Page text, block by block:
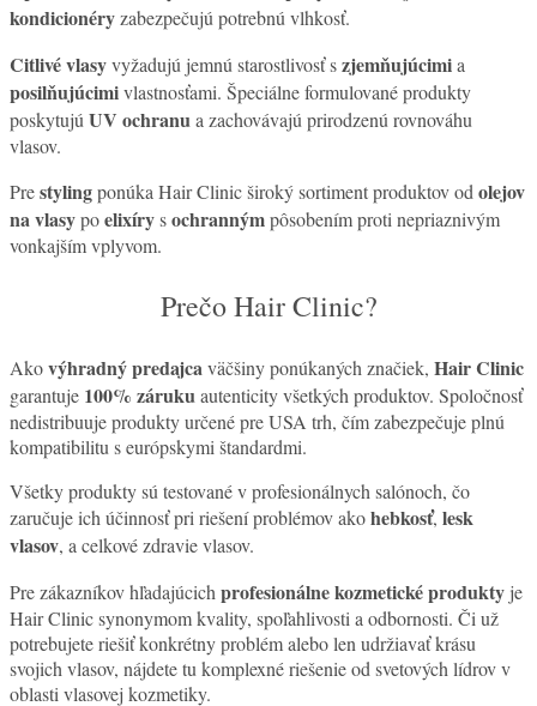
kondicionéryzabezpečujú potrebnú vlhkosť.
Citlivé vlasyvyžadujú jemnú starostlivosť szjemňujúcimia
posilňujúcimivlastnosťami. Špeciálne formulované produkty
poskytujúUV ochranua zachovávajú prirodzenú rovnováhu
vlasov.
Prestylingponúka Hair Clinic široký sortiment produktov odolejov
na vlasypoelixírysochrannýmpôsobením proti nepriaznivým
vonkajším vplyvom.
Prečo Hair Clinic?
Akovýhradný predajcaväčšiny ponúkaných značiek, Hair Clinic
garantuje 100% zárukuautenticity všetkých produktov. Spoločnosť
nedistribuuje produkty určené pre USA trh, čím zabezpečuje plnú
kompatibilitu s európskymi štandardmi.
Všetky produkty sú testované v profesionálnych salónoch, čo
zaručuje ich účinnosť pri riešení problémov akohebkosť, lesk
vlasov, a celkové zdravie vlasov.
Pre zákazníkov hľadajúcichprofesionálne kozmetické produkty je
Hair Clinic synonymom kvality, spoľahlivosti a odbornosti. Či už
potrebujete riešiť konkrétny problém alebo len udržiavať krásu
svojich vlasov, nájdete tu komplexné riešenie od svetových lídrov v
oblasti vlasovej kozmetiky.